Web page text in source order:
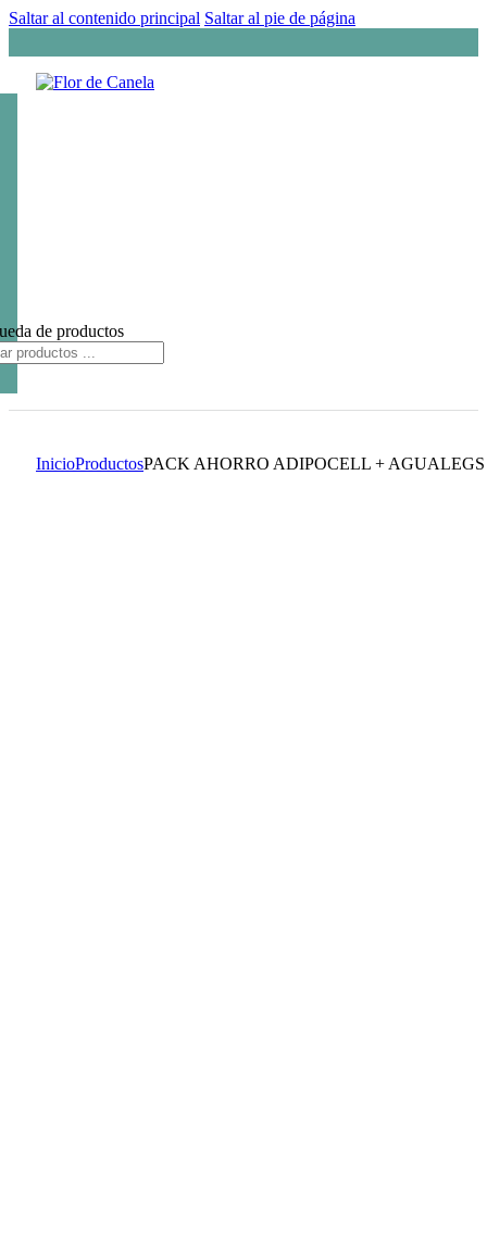
Saltar al contenido principal Saltar al pie de página
de productos
InicioProductosPACK AHORRO ADIPOCELL +